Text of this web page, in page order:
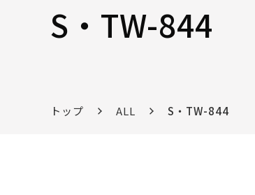
S・TW-844
トップ ALL S・TW-844